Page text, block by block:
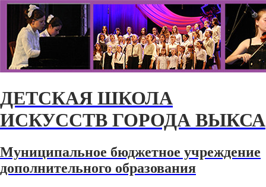
ДЕТСКАЯ ШКОЛА
ИСКУССТВ ГОРОДА ВЫКСА
Муниципальное бюджетное учреждение
дополнительного образования